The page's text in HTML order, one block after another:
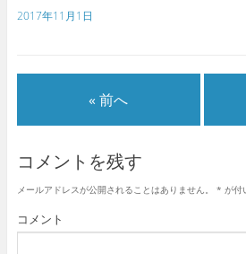
2017年11月1日
« 前へ
コメントを残す
メールアドレスが公開されることはありません。 * が付
コメント